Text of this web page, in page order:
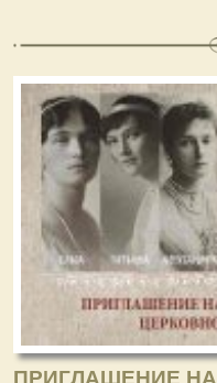
ПРИГЛАШЕНИЕ